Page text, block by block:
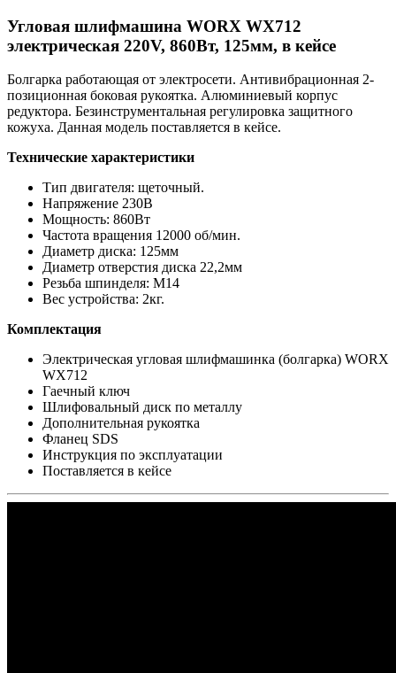
Угловая шлифмашина WORX WX712
электрическая 220V, 860Вт, 125мм, в кейсе
Болгарка работающая от электросети. Антивибрационная 2-
позиционная боковая рукоятка. Алюминиевый корпус
редуктора. Безинструментальная регулировка защитного
кожуха. Данная модель поставляется в кейсе.
Технические характеристики
Тип двигателя: щеточный.
Напряжение 230В
Мощность: 860Вт
Частота вращения 12000 об/мин.
Диаметр диска: 125мм
Диаметр отверстия диска 22,2мм
Резьба шпинделя: М14
Вес устройства: 2кг.
Комплектация
Электрическая угловая шлифмашинка (болгарка) WORX
WX712
Гаечный ключ
Шлифовальный диск по металлу
Дополнительная рукоятка
Фланец SDS
Инструкция по эксплуатации
Поставляется в кейсе